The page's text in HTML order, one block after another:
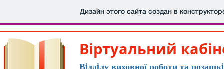
Дизайн этого сайта создан в
Вiртуальний